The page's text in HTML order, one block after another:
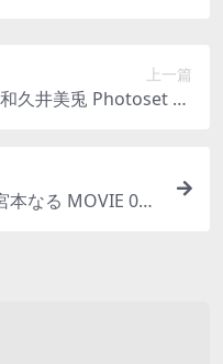
上一篇
久井美兎 Photoset 03
なる MOVIE 05